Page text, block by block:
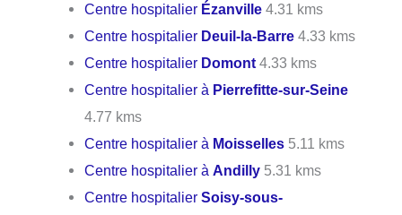
Centre hospitalier Ézanville 4.31 kms
Centre hospitalier Deuil-la-Barre 4.33 kms
Centre hospitalier Domont 4.33 kms
Centre hospitalier à Pierrefitte-sur-Seine
4.77 kms
Centre hospitalier à Moisselles 5.11 kms
Centre hospitalier àAndilly 5.31 kms
Centre hospitalierSoisy-sous-